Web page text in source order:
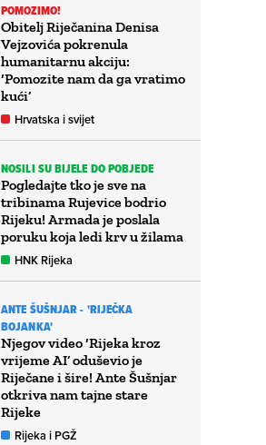
POMOZIMO!
Obitelj Riječanina Denisa
Vejzovića pokrenula
humanitarnu akciju:
‘Pomozite nam da ga vratimo
kući’
Hrvatska i svijet
NOSILI SU BIJELE DO POBJEDE
Pogledajte tko je sve na
tribinama Rujevice bodrio
Rijeku! Armada je poslala
poruku koja ledi krv u žilama
HNK Rijeka
ANTE ŠUŠNJAR - 'RIJEČKA
BOJANKA'
Njegov video ‘Rijeka kroz
vrijeme AI’ oduševio je
Riječane i šire! Ante Šušnjar
otkriva nam tajne stare
Rijeke
Rijeka i PGŽ